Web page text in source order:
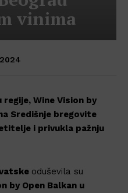
vinima
regije, Wine Vision by
Središnje bregovite
i privukla pažnju
oduševila su
by Open Balkan u